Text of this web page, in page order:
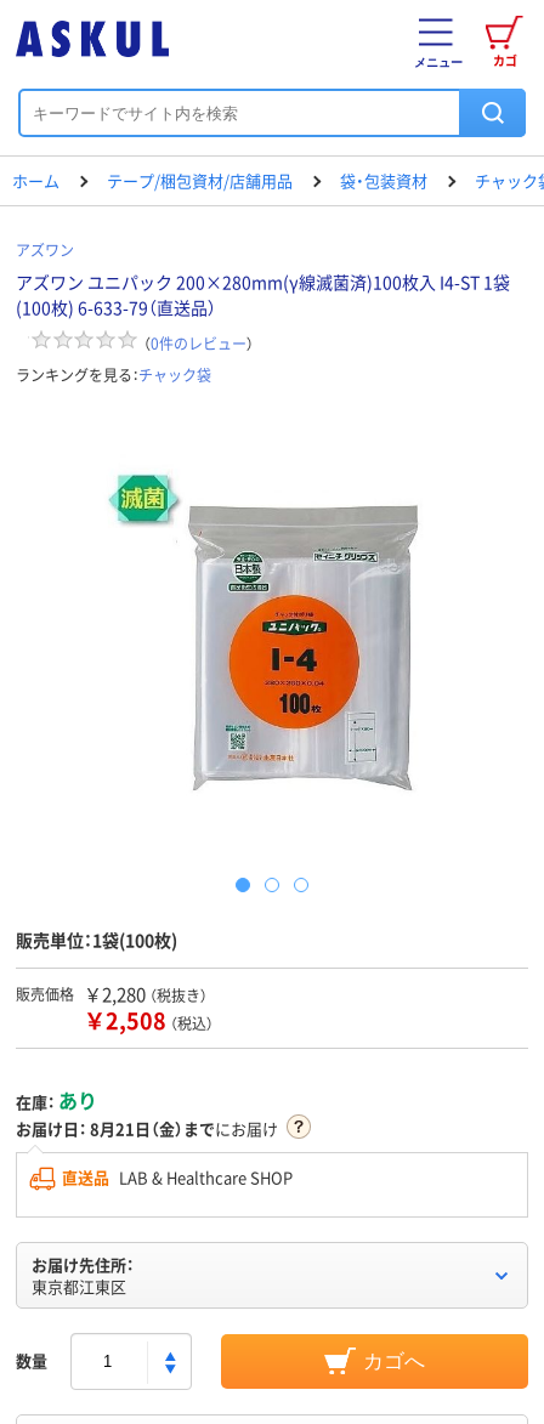
カゴ
メニュー
ホーム テープ/梱包資材/店舗用品 袋・包装資材 チャック
アズワン
アズワン ユニパック 200×280mm(γ線滅菌済)100枚入 I4-ST 1袋
(100枚) 6-633-79（直送品）
（0件のレビュー）
ランキングを見る：チャック袋
販売単位：1袋(100枚)
販売価格 ￥2,280 （税抜き）
￥2,508 （税込）
在庫： あり
お届け日： 8月21日（金）までにお届け
直送品 LAB & Healthcare SHOP
お届け先住所：
東京都江東区
数量 カゴへ